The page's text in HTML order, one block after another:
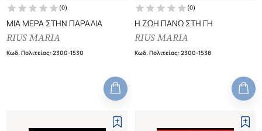
(0)
ΜΙΑ ΜΕΡΑ ΣΤΗΝ ΠΑΡΑΛΙΑ
RIUS MARIA
Κωδ. Πολιτείας:2300-1530
(0)
Η ΖΩΗ ΠΑΝΩ ΣΤΗ ΓΗ
RIUS MARIA
Κωδ. Πολιτείας:2300-1538